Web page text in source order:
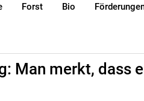
Forst Bio
Man merkt, dass